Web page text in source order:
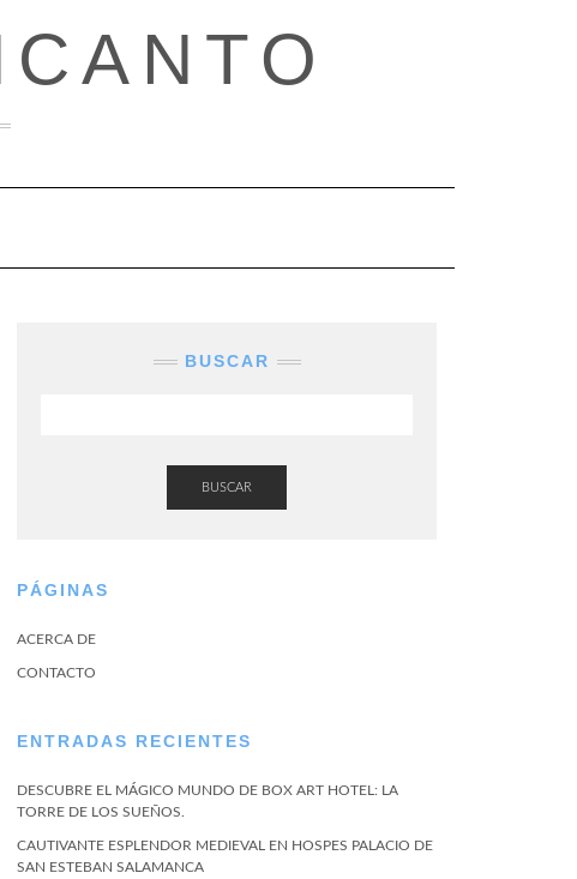
BUSCAR
BUSCAR
PÁGINAS
ACERCA DE
CONTACTO
ENTRADAS RECIENTES
DESCUBRE EL MÁGICO MUNDO DE BOX ART HOTEL: LA
TORRE DE LOS SUEÑOS.
CAUTIVANTE ESPLENDOR MEDIEVAL EN HOSPES PALACIO DE
SAN ESTEBAN SALAMANCA